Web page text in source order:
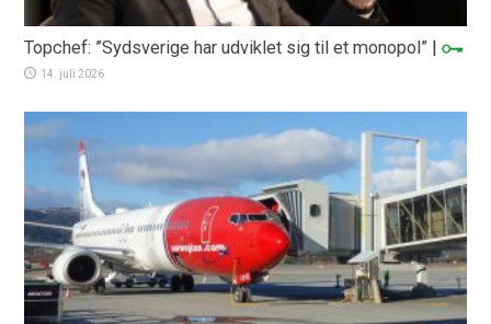
Topchef: ”Sydsverige har udviklet sig til et monopol” |
14. juli 2026